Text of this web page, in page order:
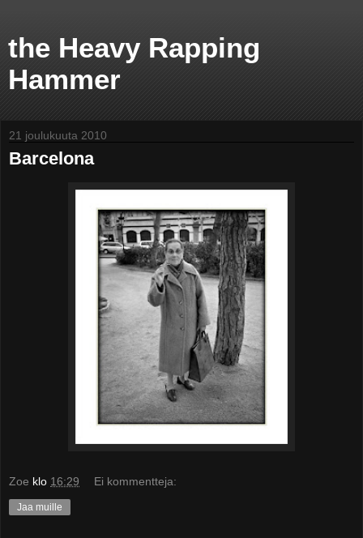
the Heavy Rapping
Hammer
21 joulukuuta 2010
Barcelona
Zoe klo 16:29 Ei kommentteja:
Jaa muille